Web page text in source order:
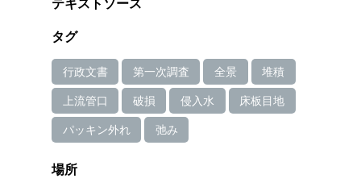
タグ
行政文書 第一次調査 全景 堆積
上流管口 破損 侵入水 床板目地
パッキン外れ 弛み
場所